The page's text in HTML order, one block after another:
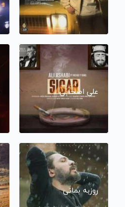
علی اصحابی
روزبه بمانی